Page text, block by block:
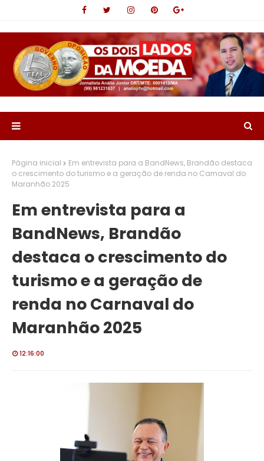
Página inicial
Em entrevista para a BandNews, Brandão destaca
o crescimento do turismo e a geração de renda no Carnaval do
Maranhão 2025
Em entrevista para a
BandNews, Brandão
destaca o crescimento do
turismo e a geração de
renda no Carnaval do
Maranhão 2025
12:16:00